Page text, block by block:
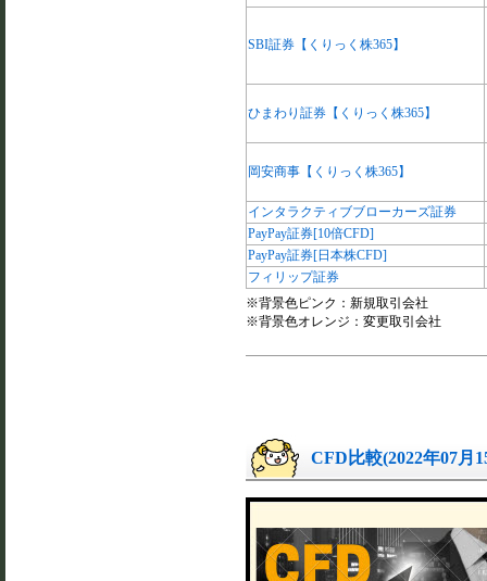
SBI証券【くりっく株365】
ひまわり証券【くりっく株365】
岡安商事【くりっく株365】
インタラクティブブローカーズ証券
PayPay証券[10倍CFD]
PayPay証券[日本株CFD]
フィリップ証券
※背景色ピンク：新規取引会社
※背景色オレンジ：変更取引会社
CFD比較(2022年07月